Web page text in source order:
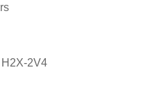
2V4